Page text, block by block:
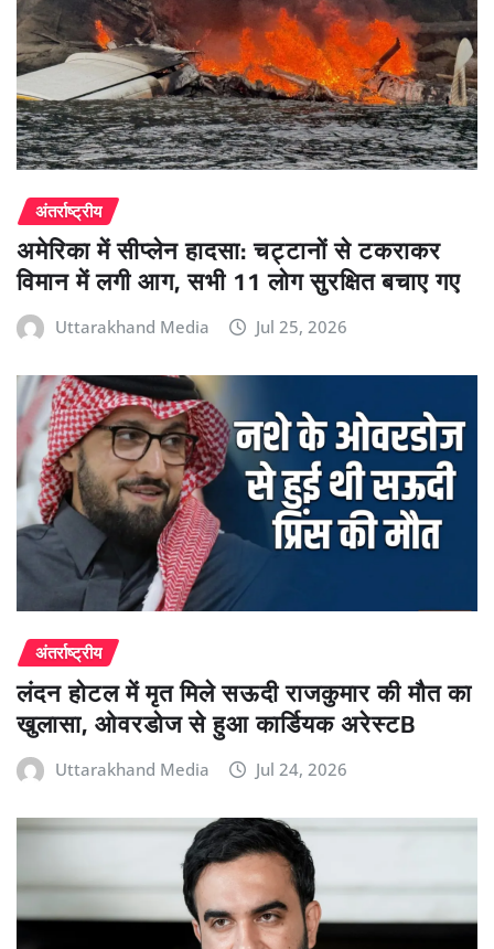
अंतर्राष्ट्रीय
अमेरिका में सीप्लेन हादसा: चट्टानों से टकराकर
विमान में लगी आग, सभी 11 लोग सुरक्षित बचाए गए
Uttarakhand Media Jul 25, 2026
अंतर्राष्ट्रीय
लंदन होटल में मृत मिले सऊदी राजकुमार की मौत का
खुलासा, ओवरडोज से हुआ कार्डियक अरेस्टB
Uttarakhand Media Jul 24, 2026